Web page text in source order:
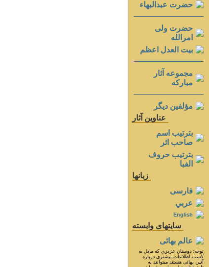
حضرت عبدالبهاء
حضرت ولی
امرالله
بيت العدل اعظم
مجموعه آثار
مباركه
مؤلفين ديگر
عناوين آثار
بترتيب اسم
صاحب اثر
بترتيب حروف
الفبا
زبانها
فارسی
عربي
English
سايتهای وابسته
عالم بهائی
توجه: دوستان عزيزى كه مايل به
كسب اطلاعات بيشترى درباره
آئين بهائى هستند ميتوانند به